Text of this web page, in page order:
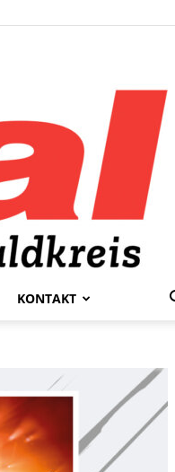
KONTAKT